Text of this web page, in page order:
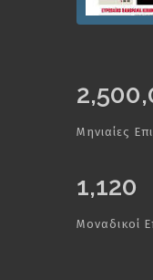
Μηνιαίες
1,120
Μοναδικοί